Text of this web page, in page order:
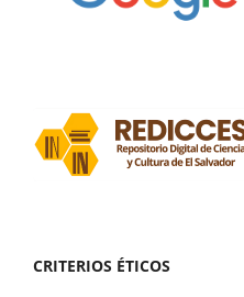
CRITERIOS ÉTICOS